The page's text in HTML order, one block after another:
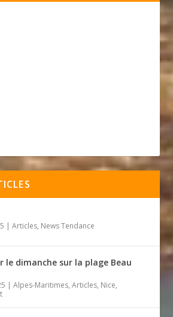
|Articles, News Tendance
le dimanche sur la plage Beau
|Alpes-Maritimes,Articles, Nice,